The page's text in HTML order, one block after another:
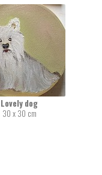
Lovely dog
30 x 30 cm